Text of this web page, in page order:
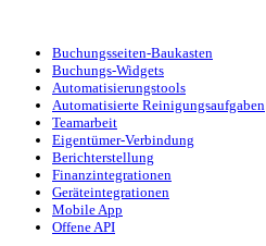
Buchungsseiten-Baukasten
Buchungs-Widgets
Automatisierungstools
Automatisierte Reinigungsaufgaben
Teamarbeit
Eigentümer-Verbindung
Berichterstellung
Finanzintegrationen
Geräteintegrationen
Mobile App
Offene API